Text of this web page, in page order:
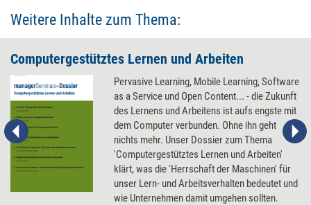
Weitere Inhalte zum Thema:
Computergestütztes Lernen und Arbeiten
Pervasive Learning, Mobile Learning, Software
as a Service und Open Content... - die Zukunft
des Lernens und Arbeitens ist aufs engste mit
dem Computer verbunden. Ohne ihn geht
nichts mehr. Unser Dossier zum Thema
'Computergestütztes Lernen und Arbeiten'
klärt, was die 'Herrschaft der Maschinen' für
unser Lern- und Arbeitsverhalten bedeutet und
wie Unternehmen damit umgehen sollten.